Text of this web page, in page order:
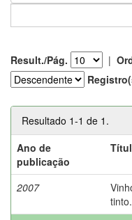
Result./Pág. |
Resultado 1-1 de 1.
Ano de
publicação
2007
tinto.